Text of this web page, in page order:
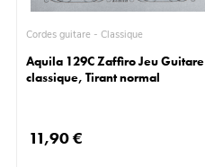
Cordes guitare - Classique
Aquila 129C Zaffiro Jeu Guitare
classique, Tirant normal
11,90 €